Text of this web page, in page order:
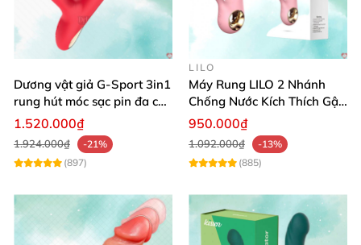
Dương vật giả G-Sport 3in1
rung hút móc sạc pin đa chế
độ
1.520.000₫
1.924.000₫
-21%
(897)
LILO
Máy Rung LILO 2 Nhánh
Chống Nước Kích Thích Gật
Gù Mạnh
950.000₫
1.092.000₫
-13%
(885)